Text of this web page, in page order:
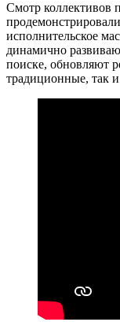
Смотр коллективов
исполнительское
динамично
поиске, обновляют
традиционные, так